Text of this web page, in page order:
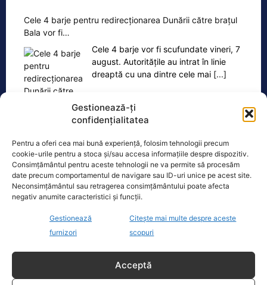
Gestionează-ți
confidențialitatea
Pentru a oferi cea mai bună experiență, folosim tehnologii precum
cookie-urile pentru a stoca și/sau accesa informațiile despre dispozitiv.
Consimțământul pentru aceste tehnologii ne va permite să procesăm
date precum comportamentul de navigare sau ID-uri unice pe acest site.
Neconsimțământul sau retragerea consimțământului poate afecta
negativ anumite caracteristici și funcții.
Gestionează
furnizori
Citește mai multe despre aceste
scopuri
Acceptă
Cele 4 barje pentru redirecționarea Dunării către brațul
Bala vor fi…
Cele 4 barje vor fi scufundate vineri, 7
august. Autoritățile au intrat în linie
dreaptă cu una dintre cele mai [...]
Ultimele știri
Cât de departe e România de adoptarea euro.
Avertismentele profesorului Cristian Păun
Legea integrității trece de Parlament. Dominic Fritz
reacționează dur pe Facebook
Un aeroport din România a rămas fără kerosen –
Alimentarea avioanelor, suspendată o săptămână